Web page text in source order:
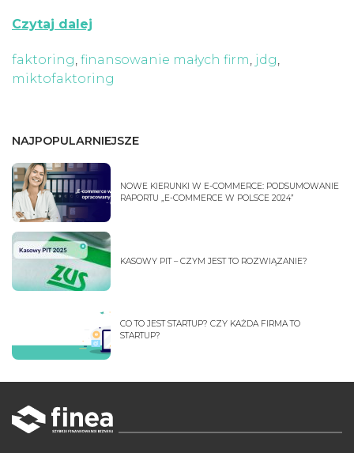
Czytaj dalej
faktoring, finansowanie małych firm, jdg,
miktofaktoring
NAJPOPULARNIEJSZE
NOWE KIERUNKI W E-COMMERCE: PODSUMOWANIE
RAPORTU „E-COMMERCE W POLSCE 2024”
KASOWY PIT – CZYM JEST TO ROZWIĄZANIE?
CO TO JEST STARTUP? CZY KAŻDA FIRMA TO
STARTUP?